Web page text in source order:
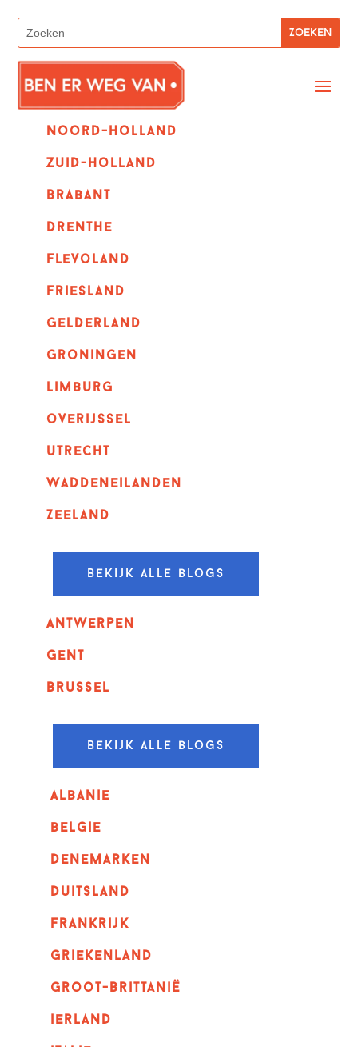
Noord-holland
zuid-holland
Brabant
Drenthe
Flevoland
Friesland
Gelderland
Groningen
Limburg
overijssel
utrecht
Waddeneilanden
Zeeland
Bekijk alle blogs
Antwerpen
GENT
Brussel
Bekijk alle blogs
albanie
belgie
denemarken
duitsland
frankrijk
griekenland
Groot-Brittanië
ierland